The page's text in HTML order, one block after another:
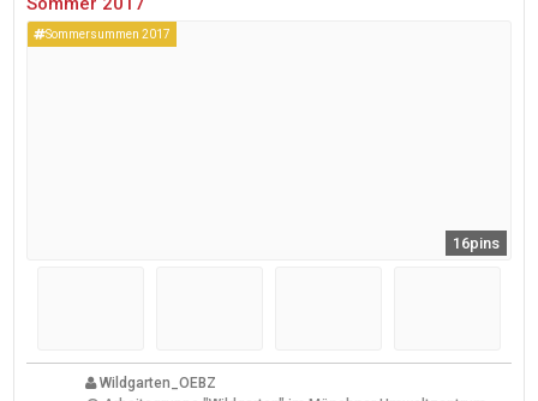
Sommersummen 2017
16pins
Wildgarten_OEBZ